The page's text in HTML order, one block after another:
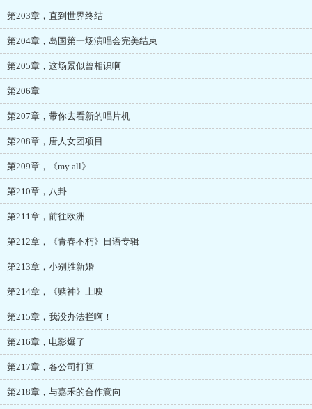
第203章，直到世界终结
第204章，岛国第一场演唱会完美结束
第205章，这场景似曾相识啊
第206章
第207章，带你去看新的唱片机
第208章，唐人女团项目
第209章，《my all》
第210章，八卦
第211章，前往欧洲
第212章，《青春不朽》日语专辑
第213章，小别胜新婚
第214章，《赌神》上映
第215章，我没办法拦啊！
第216章，电影爆了
第217章，各公司打算
第218章，与嘉禾的合作意向